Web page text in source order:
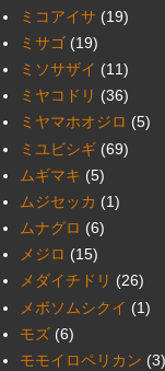
ミコアイサ (19)
ミサゴ (19)
ミソサザイ (11)
ミヤコドリ (36)
ミヤマホオジロ (5)
ミユビシギ (69)
ムギマキ (5)
ムジセッカ (1)
ムナグロ (6)
メジロ (15)
メダイチドリ (26)
メボソムシクイ (1)
モズ (6)
モモイロペリカン (3)